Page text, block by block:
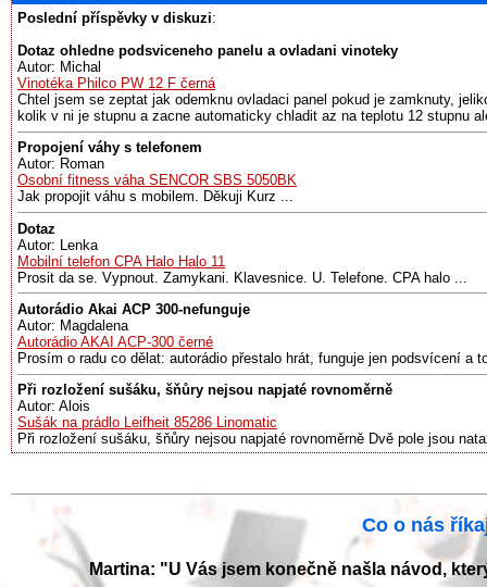
Poslední příspěvky v diskuzi:
Dotaz ohledne podsviceneho panelu a ovladani vinoteky
Autor: Michal
Vinotéka Philco PW 12 F černá
Chtel jsem se zeptat jak odemknu ovladaci panel pokud je zamknuty,
kolik v ni je stupnu a zacne automaticky chladit az na teplotu 12 stupnu
Propojení váhy s telefonem
Autor: Roman
Osobní fitness váha SENCOR SBS 5050BK
Jak propojit váhu s mobilem. Děkuji Kurz ...
Dotaz
Autor: Lenka
Mobilní telefon CPA Halo Halo 11
Prosit da se. Vypnout. Zamykani. Klavesnice. U. Telefone. CPA halo ...
Autorádio Akai ACP 300-nefunguje
Autor: Magdalena
Autorádio AKAI ACP-300 černé
Prosím o radu co dělat: autorádio přestalo hrát, funguje jen podsvícení a
Při rozložení sušáku, šňůry nejsou napjaté rovnoměrně
Autor: Alois
Sušák na prádlo Leifheit 85286 Linomatic
Při rozložení sušáku, šňůry nejsou napjaté rovnoměrně Dvě pole jsou
Co o nás
Martina: "U Vás jsem konečně našla návod,